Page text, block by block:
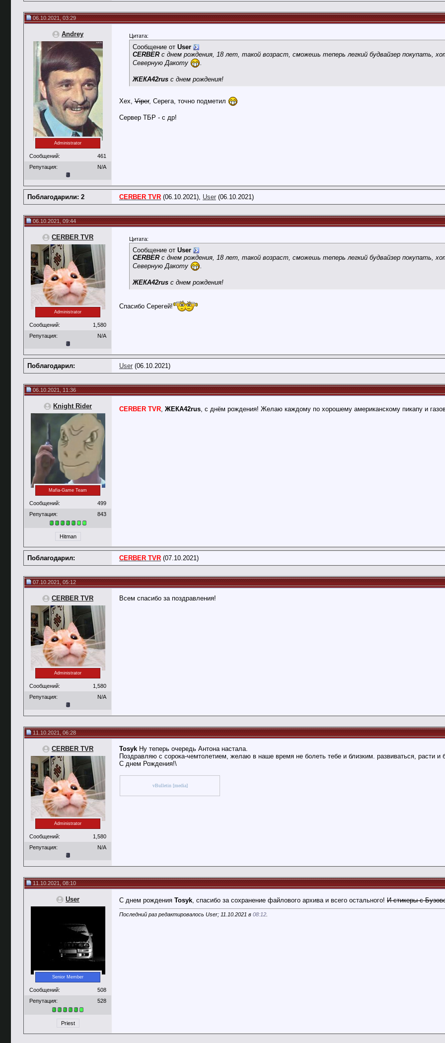
06.10.2021, 03:29
Andrey
Administrator
Сообщений:
461
Репутация:
N/A
Цитата:
Сообщение от User
CERBERс днем рождения, 18 лет, такой возраст, сможешь теперь легкий будвайзер покупать,
Северную Дакоту
ЖЕКА42rus с днем рождения!
Хех, Viper, Серега, точно подметил
Сервер ТБР - с др!
Поблагодарили: 2 CERBER TVR (06.10.2021), User (06.10.2021)
06.10.2021, 09:44
CERBER TVR
Administrator
Сообщений:
1,580
Репутация:
N/A
Цитата:
Сообщение от User
CERBERс днем рождения, 18 лет, такой возраст, сможешь теперь легкий будвайзер покупать,
Северную Дакоту
ЖЕКА42rus с днем рождения!
Спасибо Серегей!
Поблагодарил: User (06.10.2021)
06.10.2021, 11:36
Knight Rider
Mafia-Game Team
Сообщений:
499
Репутация:
843
Hitman
CERBER TVR ЖЕКА42rus , с днём рождения! Желаю каждому по хорошему американскому пикапу и
Поблагодарил: CERBER TVR (07.10.2021)
07.10.2021, 05:12
CERBER TVR
Administrator
Сообщений:
1,580
Репутация:
N/A
Всем спасибо за поздравления!
11.10.2021, 06:28
CERBER TVR
Administrator
Сообщений:
1,580
Репутация:
N/A
Tosyk Ну теперь очередь Антона настала.
Поздравляю с сорока-чемтолетием, желаю в наше время не болеть тебе и близким. развиваться, расти и
С днем Рождения!\
vBulletin [media]
11.10.2021, 08:10
User
Senior Member
Сообщений:
508
Репутация:
528
Priest
С днем рождения Tosyk , спасибо за сохранение файлового архива и всего остального! И стикеры с
Последний раз редактировалось User; 11.10.2021 в 08:12